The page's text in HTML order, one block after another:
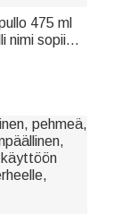
475 ml
nimi sopii